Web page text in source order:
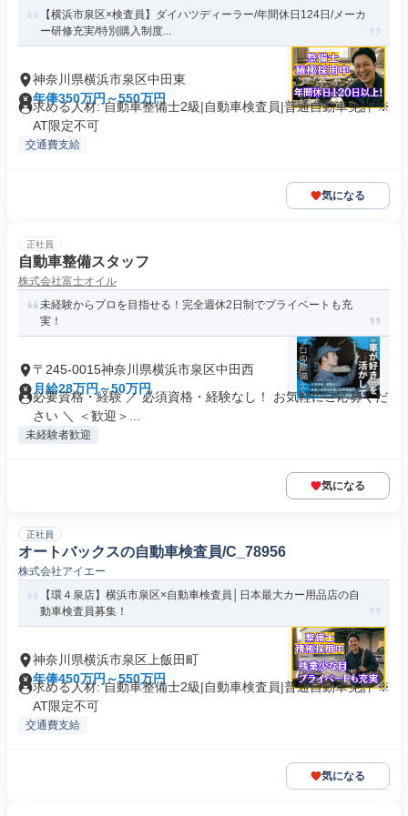
【横浜市泉区×検査員】ダイハツディーラー/年間休日124日/メーカ
ー研修充実/特別購入制度...
神奈川県横浜市泉区中田東
年俸350万円～550万円
求める人材: 自動車整備士2級|自動車検査員|普通自動車免許 ※
AT限定不可
交通費支給
気になる
正社員
自動車整備スタッフ
株式会社富士オイル
未経験からプロを目指せる！完全週休2日制でプライベートも充
実！
〒245-0015神奈川県横浜市泉区中田西
月給28万円～50万円
必要資格・経験 ／ 必須資格・経験なし！ お気軽にご応募くだ
さい ＼ ＜歓迎＞...
未経験者歓迎
気になる
正社員
オートバックスの自動車検査員/C_78956
株式会社アイエー
【環４泉店】横浜市泉区×自動車検査員│日本最大カー用品店の自
動車検査員募集！
神奈川県横浜市泉区上飯田町
年俸450万円～550万円
求める人材: 自動車整備士2級|自動車検査員|普通自動車免許 ※
AT限定不可
交通費支給
気になる